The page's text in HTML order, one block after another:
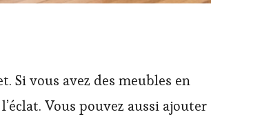
Si vous avez des meubles en
Vous pouvez aussi ajouter